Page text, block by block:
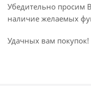
Убедительно просим
наличие желаемых
Удачных вам покупок!